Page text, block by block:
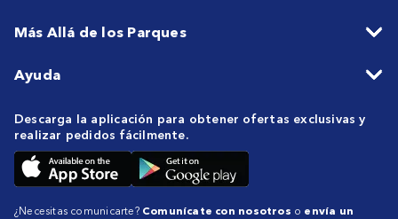
Más Allá de los Parques
Ayuda
Descarga la aplicación para obtener ofertas exclusivas y
realizar pedidos fácilmente.
¿Necesitas comunicarte? Comunícate con nosotros o envía un